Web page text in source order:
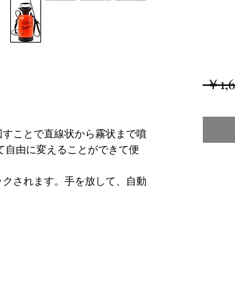
ことで直線状から霧状まで噴
由に変えることができて便
されます。手を放して、自動
￥